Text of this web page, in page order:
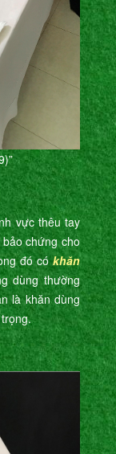
vực thêu tay
chứng cho
đó cókhăn
dùng thường
là khăn dùng